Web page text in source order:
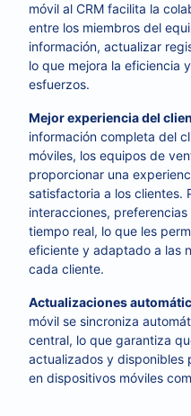
móvil al CRM facilita la
entre los miembros del
información, actualizar
lo que mejora la eficiencia
esfuerzos.
Mejor experiencia del
información completa del
móviles, los equipos de
proporcionar una
satisfactoria a los clientes.
interacciones,
tiempo real, lo que les
eficiente y adaptado a las
cada cliente.
Actualizaciones
móvil se sincroniza
central, lo que garantiza
actualizados y disponibles
en dispositivos móviles